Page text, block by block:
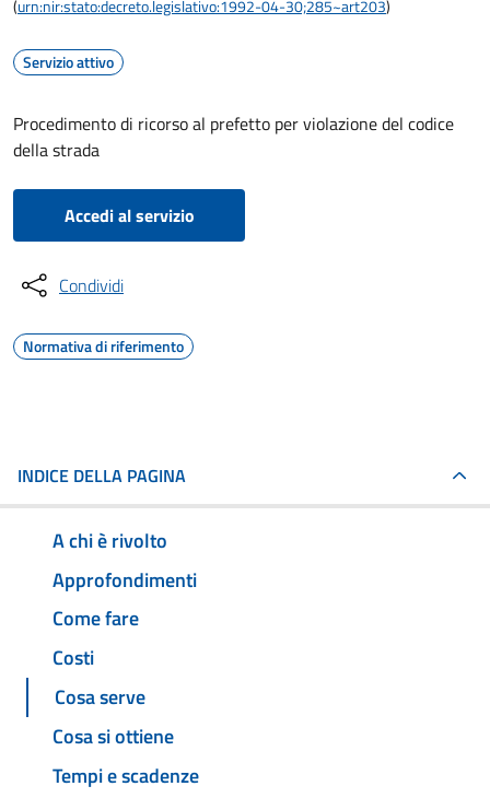
(urn:nir:stato:decreto.legislativo:1992-04-30;285~art203)
Servizio attivo
Procedimento di ricorso al prefetto per violazione del codice
della strada
Accedi al servizio
Condividi
Normativa di riferimento
INDICE DELLA PAGINA
A chi è rivolto
Approfondimenti
Come fare
Costi
Cosa serve
Cosa si ottiene
Tempi e scadenze